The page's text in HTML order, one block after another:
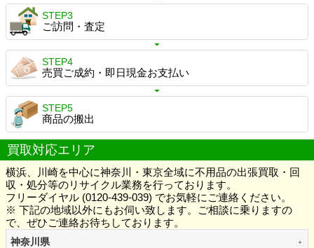
STEP3
ご訪問・査定
STEP4
売買ご成約・即日現金お支払い
STEP5
商品の搬出
買取対応エリア
横浜、川崎を中心に神奈川・東京全域に不用品の出張買取・回
収・処分等のリサイクル業務を行っております。
フリーダイヤル (0120-439-039) でお気軽にご連絡ください。
※ 下記の地域以外にもお伺い致します。ご相談に乗りますの
で、ぜひご連絡お待ちしております。
神奈川県